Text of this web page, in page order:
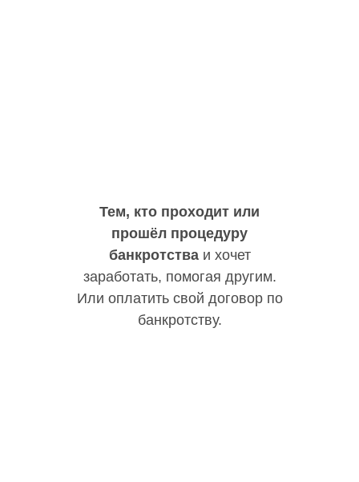
Тем, кто проходит или
прошёл процедуру
банкротстваи хочет
заработать, помогая другим.
Или оплатить свой договор по
банкротству.